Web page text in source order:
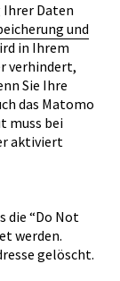
Ihrer Daten
und
in Ihrem
verhindert,
Sie Ihre
das Matomo
muss bei
aktiviert
die “Do Not
werden.
gelöscht.